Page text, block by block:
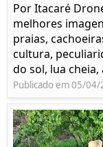
Por Itacaré
melhores
praias,
cultura,
do sol, lua
Publicado em 05/04/